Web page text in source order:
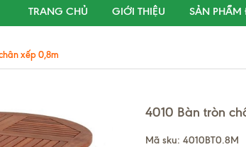
TRANG CHỦ GIỚI THIỆU SẢN
xếp 0,8m
4010 Bàn tròn
Mã sku: 4010BT0.8M